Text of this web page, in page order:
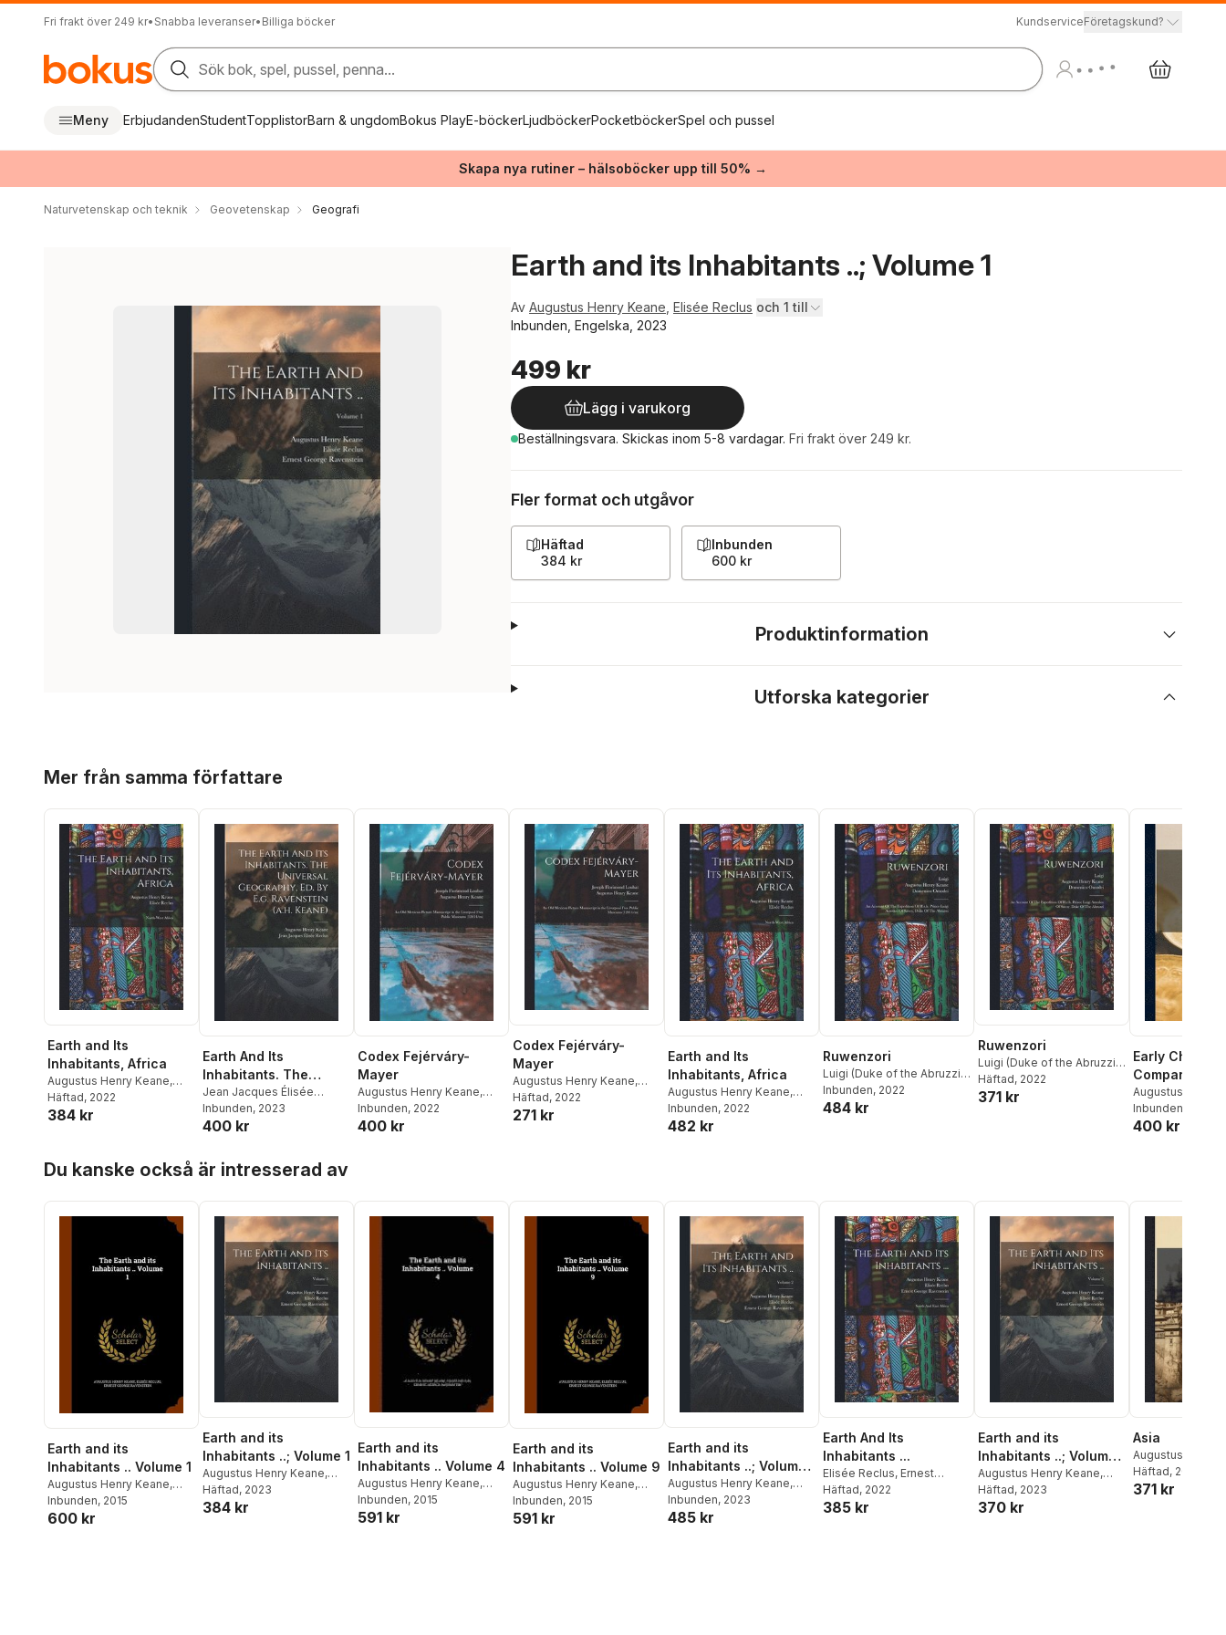
Fri frakt över 249 kr• Snabba leveranser• Billiga böcker KundserviceFöretagskund?
Sök bok, spel, pussel, penna...
Meny ErbjudandenStudentTopplistorBarn & ungdomBokus PlayE-böckerLjudböckerPocketböckerSpel och pussel
Skapa nya rutiner – hälsoböcker upp till 50% →
Naturvetenskap och teknik Geovetenskap Geografi
Earth and its Inhabitants ..; Volume 1
Av Augustus Henry Keane Elisée Reclus och 1 till
Inbunden, Engelska, 2023
499 kr
Lägg i varukorg
Beställningsvara. Skickas inom 5-8 vardagar. Fri frakt över 249 kr.
Fler format och utgåvor
Häftad
384 kr
Inbunden
600 kr
Produktinformation
Utforska kategorier
Mer från samma författare
Earth and Its
Inhabitants, Africa
Augustus Henry Keane,
Elisée Reclus
Häftad, 2022
384 kr
Earth And Its
Inhabitants. The
Universal Geography,
Ed. By E.g. Ravenstein
(a.h. Keane)
Jean Jacques Élisée
Reclus,Augustus Henry
Keane
Inbunden, 2023
400 kr
Codex Fejérváry-
Mayer
Augustus Henry Keane,
Joseph Florimond Loubat
Inbunden, 2022
400 kr
Codex Fejérváry-
Mayer
Augustus Henry Keane,
Joseph Florimond Loubat
Häftad, 2022
271 kr
Earth and Its
Inhabitants, Africa
Augustus Henry Keane,
Elisée Reclus
Inbunden, 2022
482 kr
Ruwenzori
Luigi (Duke of the Abruzzi) ,
Filippo de Filippi
Henry Keane
Inbunden, 2022
484 kr
Ruwenzori
Luigi (Duke of the Abruzzi) ,
Filippo de Filippi
Henry Keane
Häftad, 2022
371 kr
Early
Companies
Augustus Henry
George Cawston
Inbunden
400 kr
Du kanske också är intresserad av
Earth and its
Inhabitants .. Volume 1
Augustus Henry Keane,
Elisée Reclus,Ernest
George Ravenstein
Inbunden, 2015
600 kr
Earth and its
Inhabitants ..; Volume 1
Augustus Henry Keane,
Elisée Reclus
George Ravenstein
Häftad, 2023
384 kr
Earth and its
Inhabitants .. Volume 4
Augustus Henry Keane,
Elisée Reclus,Ernest
George Ravenstein
Inbunden, 2015
591 kr
Earth and its
Inhabitants .. Volume 9
Augustus Henry Keane,
Elisée Reclus,Ernest
George Ravenstein
Inbunden, 2015
591 kr
Earth and its
Inhabitants ..; Volume
2
Augustus Henry Keane,
Elisée Reclus,Ernest
George Ravenstein
Inbunden, 2023
485 kr
Earth And Its
Inhabitants ...
Elisée Reclus, Ernest
George Ravenstein
Augustus Henry Keane
Häftad, 2022
385 kr
Earth and its
Inhabitants ..; Volume
2
Augustus Henry Keane,
Elisée Reclus
George Ravenstein
Häftad, 2023
370 kr
Asia
Augustus Henry
Elisã(c)E Reclus
George
Häftad, 2025
371 kr